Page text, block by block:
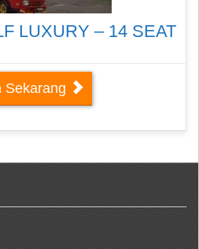
LUXURY – 14 SEAT
Sekarang